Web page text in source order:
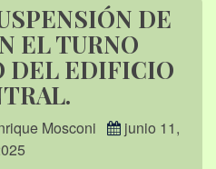
DE
EL TURNO
DEL EDIFICIO
Mosconi
junio 11,